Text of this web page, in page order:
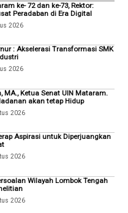
ke- 72 dan ke-73, Rektor:
Peradaban di Era Digital
2026
: Akselerasi Transformasi SMK
2026
MA., Ketua Senat UIN Mataram.
akan tetap Hidup
2026
Aspirasi untuk Diperjuangkan
2026
Wilayah Lombok Tengah
2026